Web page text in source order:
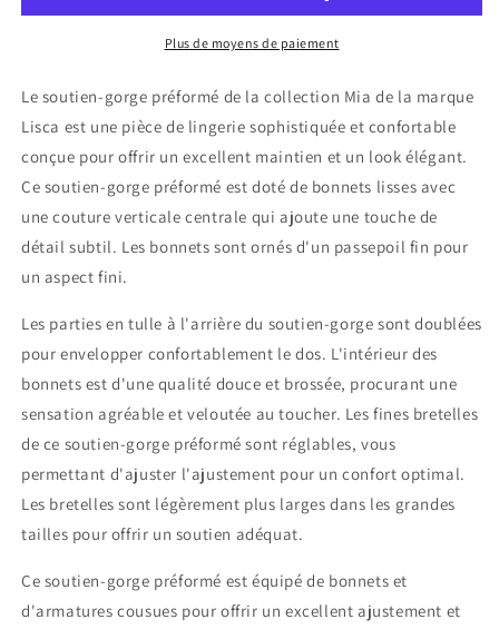
Mia
Mia
Lisca
Plus de moyens de paiement
Le soutien-gorge préformé de la collection Mia de la marque
Lisca est une pièce de lingerie sophistiquée et confortable
conçue pour offrir un excellent maintien et un look élégant.
Ce soutien-gorge préformé est doté de bonnets lisses avec
une couture verticale centrale qui ajoute une touche de
détail subtil. Les bonnets sont ornés d'un passepoil fin pour
un aspect fini.
Les parties en tulle à l'arrière du soutien-gorge sont doublées
pour envelopper confortablement le dos. L'intérieur des
bonnets est d'une qualité douce et brossée, procurant une
sensation agréable et veloutée au toucher. Les fines bretelles
de ce soutien-gorge préformé sont réglables, vous
permettant d'ajuster l'ajustement pour un confort optimal.
Les bretelles sont légèrement plus larges dans les grandes
tailles pour offrir un soutien adéquat.
Ce soutien-gorge préformé est équipé de bonnets et
d'armatures cousues pour offrir un excellent ajustement et